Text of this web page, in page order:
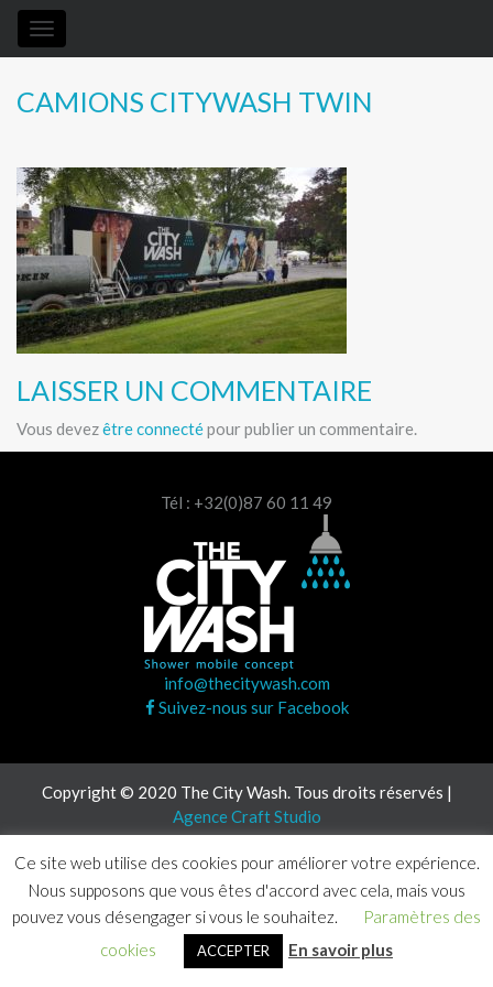
Toggle
navigation
CAMIONS CITYWASH TWIN
LAISSER UN COMMENTAIRE
Vous devezêtre connectépour publier un commentaire.
Tél : +32(0)87 60 11 49
info@thecitywash.com
Suivez-nous sur Facebook
Copyright © 2020 The City Wash. Tous droits réservés |
Agence Craft Studio
Ce site web utilise des cookies pour améliorer votre expérience.
Nous supposons que vous êtes d'accord avec cela, mais vous
pouvez vous désengager si vous le souhaitez.
Paramètres des
cookies
ACCEPTER En savoir plus